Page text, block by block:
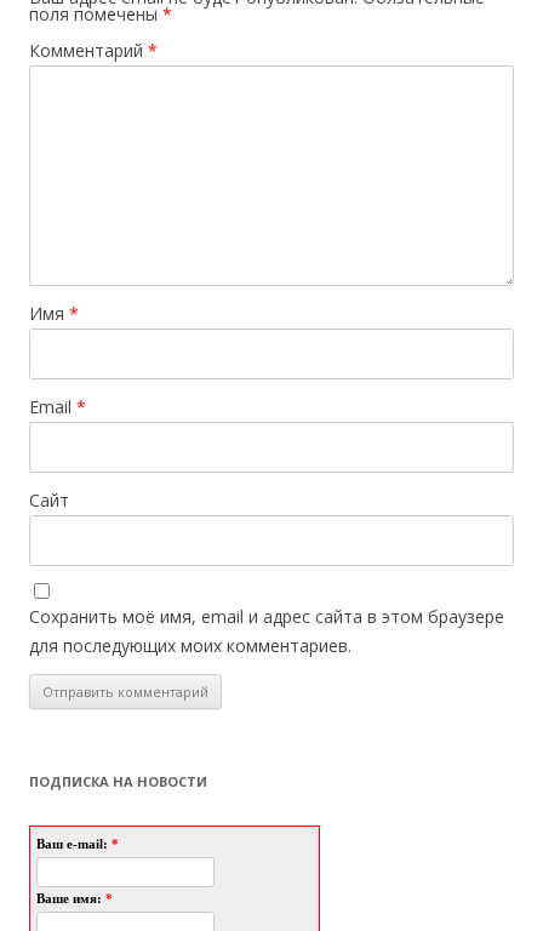
поля помечены *
Комментарий *
Имя *
Email *
Сайт
Сохранить моё имя, email и адрес сайта в этом браузере
для последующих моих комментариев.
ПОДПИСКА НА НОВОСТИ
Ваш e-mail: *
Ваше имя: *